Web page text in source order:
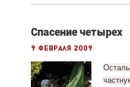
Спасение четырех
9 февраля 2009